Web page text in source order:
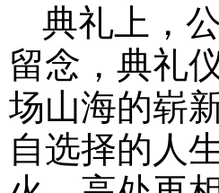
典礼上，
留念，典礼
场山海的崭
自选择的人